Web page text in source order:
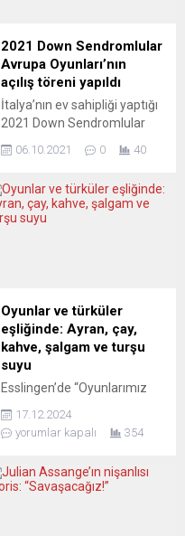
2021 Down Sendromlular
Avrupa Oyunları’nın
açılış töreni yapıldı
İtalya’nın ev sahipliği yaptığı
2021 Down Sendromlular
(Trigames 2021) açılış töreni
kentinde düzenlenen
oyunların açılış seremonisi
kadar yapılacak.
Organizasyonda Türkiye’yi
atletizm, futsal, judo,
yüzme, basketbol, tenis ve
masa tenisi branşlarında
toplam 63 sporcu temsil
edecek....
06.10.2021 0 40
Oyunlar ve türküler
eşliğinde: Ayran, çay,
kahve, şalgam ve turşu
suyu
Esslingen’de “Oyunlarımız
Geleneksel İçeceklerimizin
Tanıtımı” adlı bir etkinlik
Aytekin Nezor çiftinin
organize ettiği geceye
17.12.2024
yorumlar kapalı
354